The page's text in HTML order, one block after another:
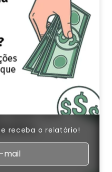
receba o relatório!